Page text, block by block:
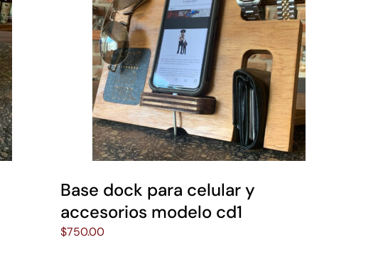
Base dock para celular y
accesorios modelo cd1
$750.00